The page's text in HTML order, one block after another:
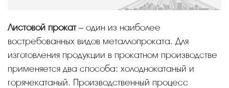
Листовой прокат– один из наиболее
востребованных видов металлопроката. Для
изготовления продукции в прокатном производстве
применяется два способа: холоднокатаный и
горячекатаный. Производственный процесс